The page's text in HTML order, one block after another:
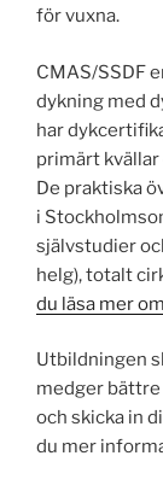
för vuxna.
CMAS/SSDF
dykning med
har
primärt
De praktiska
i
självstudier
helg), totalt
du läsa mer
Utbildningen
medger bättre
och skicka in
du mer